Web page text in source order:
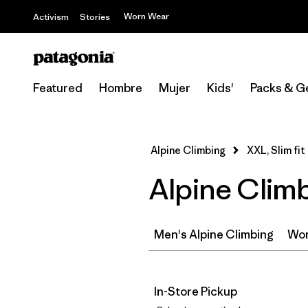
Activism Stories Worn Wear
Featured Hombre Mujer Kids' Packs &
Alpine Climbing XXL, Slim fit
Alpine
Men's Alpine Climbing
In-Store Pickup